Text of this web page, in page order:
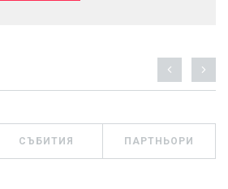
СЪБИТИЯ ПАРТНЬОРИ